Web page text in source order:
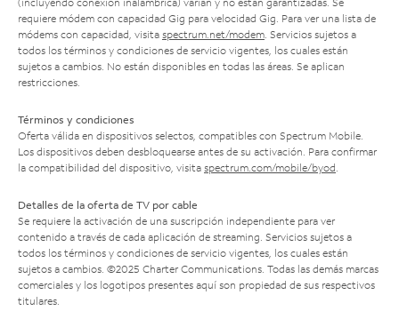
requiere módem con capacidad Gig para velocidad Gig. Para ver una lista de
módems con capacidad, visita spectrum.net/modem . Servicios sujetos a
todos los términos y condiciones de servicio vigentes, los cuales están
sujetos a cambios. No están disponibles en todas las áreas. Se aplican
restricciones.
Términos y condiciones
Oferta válida en dispositivos selectos, compatibles con Spectrum Mobile.
Los dispositivos deben desbloquearse antes de su activación. Para confirmar
la compatibilidad del dispositivo, visita spectrum.com/mobile/byod
Detalles de la oferta de TV por cable
Se requiere la activación de una suscripción independiente para ver
contenido a través de cada aplicación de streaming. Servicios sujetos a
todos los términos y condiciones de servicio vigentes, los cuales están
sujetos a cambios. ©2025 Charter Communications. Todas las demás marcas
comerciales y los logotipos presentes aquí son propiedad de sus respectivos
titulares.